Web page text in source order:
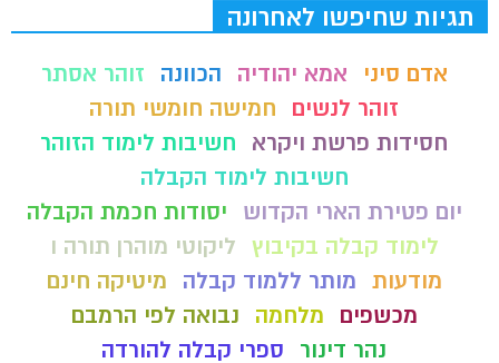
תגיות שחיפשו לאחרונה
אדם סיני אמא יהודיה הכוונה
זוהר אסתר
זוהר לנשים
חמישה חומשי תורה
חסידות פרשת ויקרא
חשיבות לימוד הזוהר
חשיבות לימוד הקבלה
יום פטירת הארי הקדוש
יסודות חכמת הקבלה
לימוד קבלה בקיבוץ ליקוטי מוהרן תורה ו
מודעות מותר ללמוד קבלה
מיטיקה חינם
מכשפים
מלחמה
נבואה לפי הרמבם
נהר דינור
ספרי קבלה להורדה